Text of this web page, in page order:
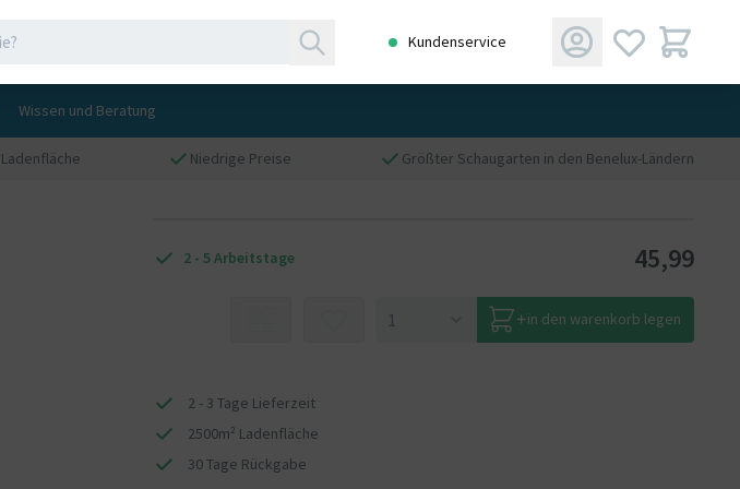
Kundenservice
Wissen und Beratung
Ladenfläche Niedrige Preise Größter Schaugarten in den Benelux-Ländern
2 - 5 Arbeitstage 45,99
in den warenkorb legen
2 - 3 Tage Lieferzeit
2500m² Ladenfläche
30 Tage Rückgabe